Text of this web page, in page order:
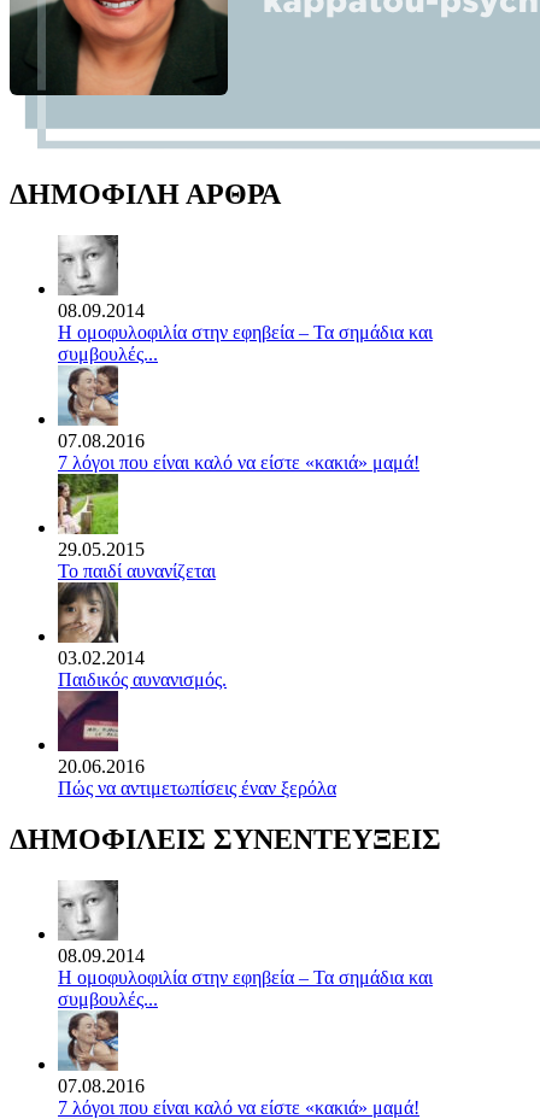
ΔΗΜΟΦΙΛΗ ΑΡΘΡΑ
08.09.2014
Η ομοφυλοφιλία στην εφηβεία – Τα σημάδια και
συμβουλές...
07.08.2016
7 λόγοι που είναι καλό να είστε «κακιά» μαμά!
29.05.2015
Το παιδί αυνανίζεται
03.02.2014
Παιδικός αυνανισμός.
20.06.2016
Πώς να αντιμετωπίσεις έναν ξερόλα
ΔΗΜΟΦΙΛΕΙΣ ΣΥΝΕΝΤΕΥΞΕΙΣ
08.09.2014
Η ομοφυλοφιλία στην εφηβεία – Τα σημάδια και
συμβουλές...
07.08.2016
7 λόγοι που είναι καλό να είστε «κακιά» μαμά!